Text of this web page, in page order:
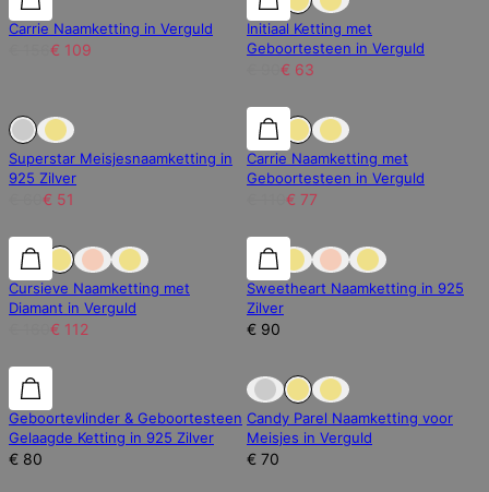
Carrie Naamketting in Verguld
€ 109
Initiaal Ketting met
Geboortesteen in Verguld
€ 63
15% korting 15% korting
Superstar Meisjesnaamketting in
925 Zilver
€ 51
30% korting
Carrie Naamketting met
Geboortesteen in Verguld
€ 77
30% korting 30% korting
Cursieve Naamketting met
Diamant in Verguld
€ 112
Sweetheart Naamketting in 925
Zilver
€ 90
Geboortevlinder & Geboortesteen
Gelaagde Ketting in 925 Zilver
€ 80
Uitverkocht
Candy Parel Naamketting voor
Meisjes in Verguld
€ 70